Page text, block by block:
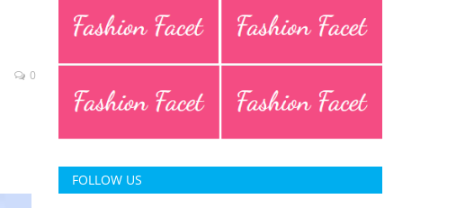
0
FOLLOW US